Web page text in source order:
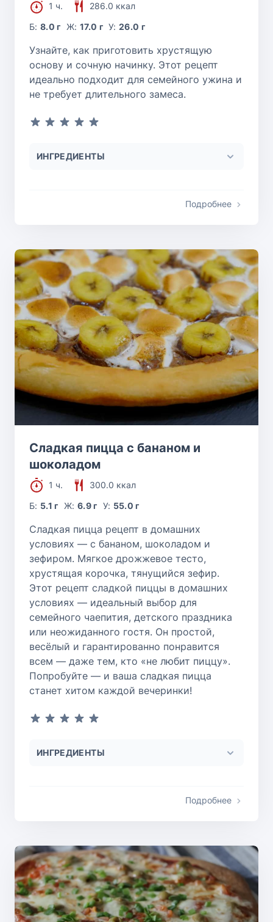
1 ч.
286.0 ккал
Б:8.0 г Ж: 17.0 г У:26.0 г
Узнайте, как приготовить хрустящую
основу и сочную начинку. Этот рецепт
идеально подходит для семейного ужина и
не требует длительного замеса.
ИНГРЕДИЕНТЫ
Подробнее
Сладкая пицца с бананом и
шоколадом
1 ч.
300.0 ккал
Б: 5.1 г Ж: 6.9 г У: 55.0 г
Сладкая пицца рецепт в домашних
условиях — с бананом, шоколадом и
зефиром. Мягкое дрожжевое тесто,
хрустящая корочка, тянущийся зефир.
Этот рецепт сладкой пиццы в домашних
условиях — идеальный выбор для
семейного чаепития, детского праздника
или неожиданного гостя. Он простой,
весёлый и гарантированно понравится
всем — даже тем, кто «не любит пиццу».
Попробуйте — и ваша сладкая пицца
станет хитом каждой вечеринки!
ИНГРЕДИЕНТЫ
Подробнее